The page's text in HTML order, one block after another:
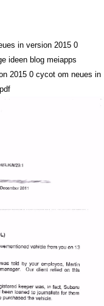
in version 2015 0
ideen blog meiapps
2015 0 cycot om neues in